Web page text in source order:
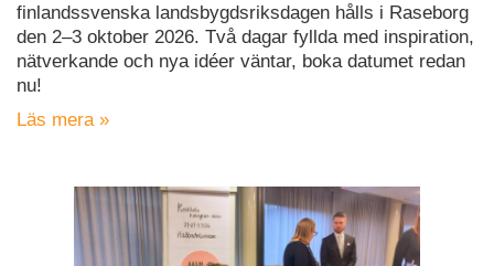
finlandssvenska landsbygdsriksdagen hålls i Raseborg
den 2–3 oktober 2026. Två dagar fyllda med inspiration,
nätverkande och nya idéer väntar, boka datumet redan
nu!
Läs mera »